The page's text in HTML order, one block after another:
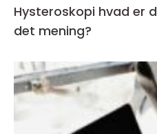
Hysteroskopi hvad er det, og hvornår giver
det mening?